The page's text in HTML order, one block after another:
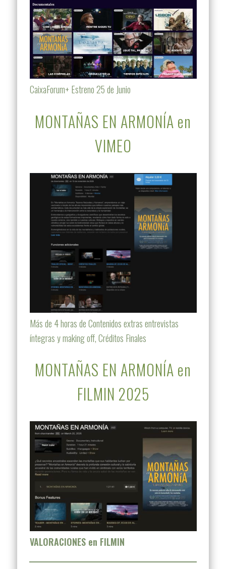
CaixaForum+ Estreno 25 de Junio
MONTAÑAS EN ARMONÍA en
VIMEO
Más de 4 horas de Contenidos extras entrevistas
íntegras y making off, Créditos Finales
MONTAÑAS EN ARMONÍA en
FILMIN 2025
VALORACIONES en FILMIN